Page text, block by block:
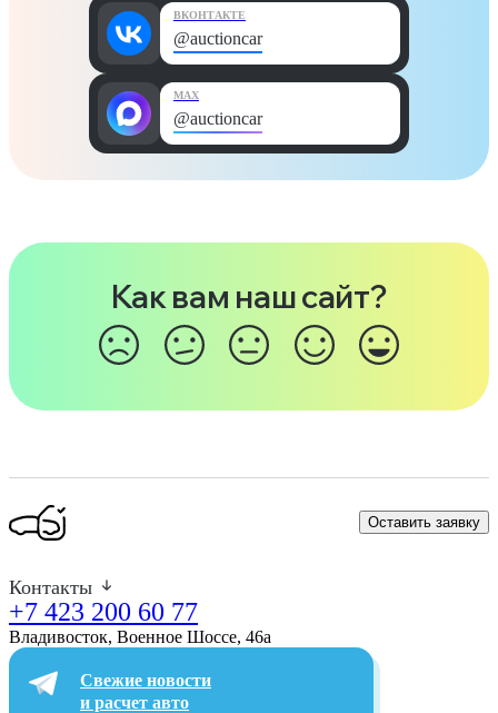
ВКОНТАКТЕ
@auctioncar
MAX
@auctioncar
Как вам наш сайт?
Оставить заявку
Контакты
+7 423 200 60 77
Владивосток, Военное Шоссе, 46а​
Свежие новости
и расчет авто